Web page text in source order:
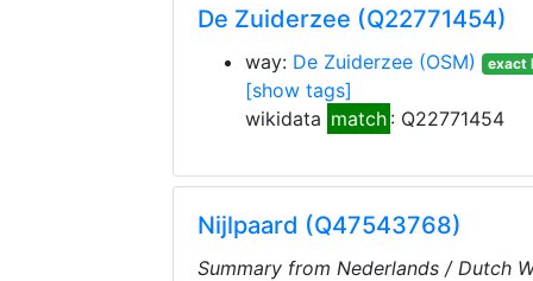
De Zuiderzee (Q22771454)
way: De Zuiderzee (OSM) exact
[show tags]
wikidata match : Q22771454
Nijlpaard (Q47543768)
Summary from Nederlands / Dutch